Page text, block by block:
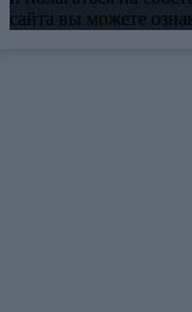
сайта вы можете